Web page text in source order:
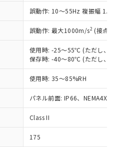
誤動作: 10～55Hz 複振幅
誤動作: 最大1000m/s2 (接点
使用時: -25～55℃ (ただし、氷
保存時: -40～80℃ (ただし、氷
使用時: 35～85%RH
パネル前面: IP66、NEMA4X,
Class II
175
新日時点での社内デー
されるものであり、閲
の実際の在庫および標
る場合があることをご
および標準価格はお客
またはお客様担当のオ
販売店・当社販売員に
器販売店や当社販売拠
トワーク
」をご確認
標準価格結果を当社の
三者に漏洩または開
(Hg) 1000ppm以下、 カド
以下、ポリ臭化ビフェニル
リ臭化ジフェニルエーテル類
ル酸ビス(2-エチルヘキシ
以下、フタル酸ブチ
以下、フタル酸ジブチル
フタル酸ジイソブチル
視および制御機器に対する
については閾値を超える意
認しています。
(GB/T26572)：
) : 1000ppm、 Cd(カドミウ
、 PBBs(ポリ臭化ビフェ
ポリ臭化ジフェニルエーテ
ルヘキシル)) : 1000ppm
物質）のすべてが基
等」という）を輸出
提供する場合は、日本
可(または役務取引許
どの必要な手続きを
を破棄する場合は、完
ど、違法に輸出されな
段を講じます。
を、核兵器、ミサイ
生物兵器またはその他
らの製造装置等に一切
。
品を第三者に販売する
2および3の内容を当
の在庫あり
満たないが在庫あり
新の在庫状況につ
客様のお取引先、ま
担当のオムロン制御
・当社販売員にご確